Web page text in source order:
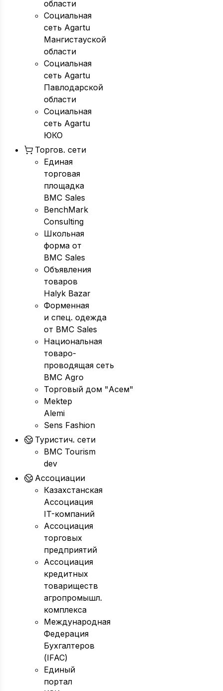
области
Социальная
сеть Agartu
Мангистауской
области
Социальная
сеть Agartu
Павлодарской
области
Социальная
сеть Agartu
ЮКО
Торгов. сети
Единая
торговая
площадка
BMC Sales
BenchMark
Consulting
Школьная
форма от
BMC Sales
Объявления
товаров
Halyk Bazar
Форменная
и спец. одежда
от BMC Sales
Национальная
товаро-
проводящая сеть
BMC Agro
Торговый дом "Асем"
Mektep
Alemi
Sens Fashion
Туристич. сети
BMC Tourism
dev
Ассоциации
Казахстанская
Ассоциация
IT-компаний
Ассоциация
торговых
предприятий
Ассоциация
кредитных
товариществ
агропромышл.
комплекса
Международная
Федерация
Бухгалтеров
(IFAC)
Единый
портал